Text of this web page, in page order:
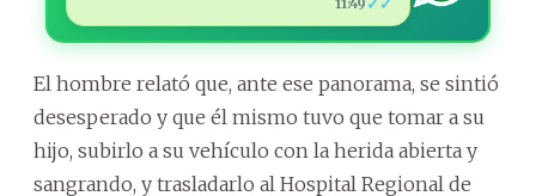
El hombre relató que, ante ese panorama, se sintió
desesperado y que él mismo tuvo que tomar a su
hijo, subirlo a su vehículo con la herida abierta y
sangrando, y trasladarlo al Hospital Regional de